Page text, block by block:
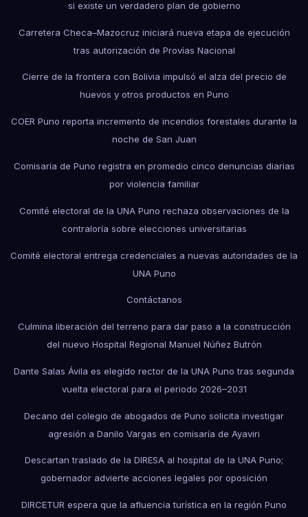
si existe un verdadero plan de gobierno
Carretera Checa–Mazocruz iniciará nueva etapa de ejecución
tras autorización de Provías Nacional
Cierre de la frontera con Bolivia impulsó el alza del precio de
huevos y otros productos en Puno
COER Puno reporta incremento de incendios forestales durante la
noche de San Juan
Comisaría de Puno registra en promedio cinco denuncias diarias
por violencia familiar
Comité electoral de la UNA Puno rechaza observaciones de la
contraloría sobre elecciones universitarias
Comité electoral entrega credenciales a nuevas autoridades de la
UNA Puno
Contáctanos
Culmina liberación del terreno para dar paso a la construcción
del nuevo Hospital Regional Manuel Núñez Butrón
Dante Salas Ávila es elegido rector de la UNA Puno tras segunda
vuelta electoral para el periodo 2026–2031
Decano del colegio de abogados de Puno solicita investigar
agresión a Danilo Vargas en comisaría de Ayaviri
Descartan traslado de la DIRESA al hospital de la UNA Puno;
gobernador advierte acciones legales por oposición
DIRCETUR espera que la afluencia turística en la región Puno